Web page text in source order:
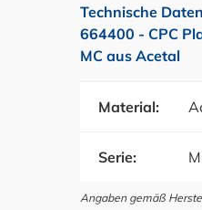
Technische Daten
664400 - CPC
MC aus Acetal
Material:
Serie:
Angaben gemäß